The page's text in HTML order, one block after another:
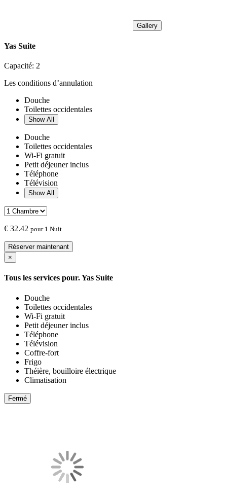
Gallery
Yas Suite
Capacité: 2
Les conditions d’annulation
Douche
Toilettes occidentales
Show All
Douche
Toilettes occidentales
Wi-Fi gratuit
Petit déjeuner inclus
Téléphone
Télévision
Show All
€ 32.42 pour 1 Nuit
Réserver maintenant
×
Tous les services pour.Yas Suite
Douche
Toilettes occidentales
Wi-Fi gratuit
Petit déjeuner inclus
Téléphone
Télévision
Coffre-fort
Frigo
Théière, bouilloire électrique
Climatisation
Fermé